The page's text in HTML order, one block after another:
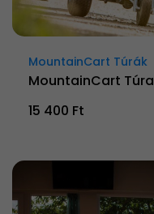
MountainCart Túrák
MountainCart
15 400 Ft